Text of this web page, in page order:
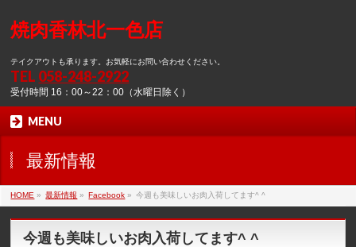
焼肉香林北一色店
テイクアウトも承ります。お気軽にお問い合わせください。
TEL 058-248-2922
受付時間 16：00～22：00（水曜日除く）
MENU
最新情報
HOME » 最新情報 » Facebook » 今週も美味しいお肉入荷してます^ ^
今週も美味しいお肉入荷してます^ ^